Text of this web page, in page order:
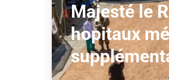
Majesté le
hopitaux